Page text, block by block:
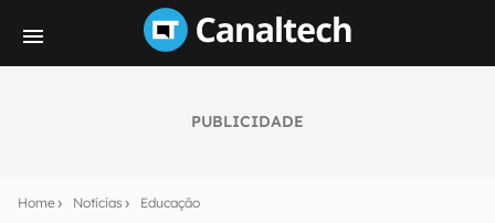
PUBLICIDADE
Home Notícias Educação
notícias e reviews sobre tecnologia em primeira